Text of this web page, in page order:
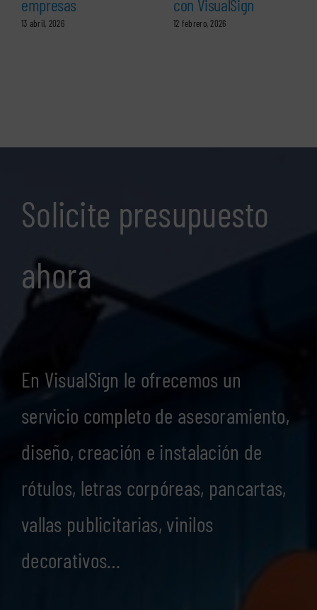
empresas
13 abril, 2026
con VisualSign
12 febrero, 2026
Solicite presupuesto
ahora
En VisualSign le ofrecemos un
servicio completo de asesoramiento,
diseño, creación e instalación de
rótulos, letras corpóreas, pancartas,
vallas publicitarias, vinilos
decorativos…